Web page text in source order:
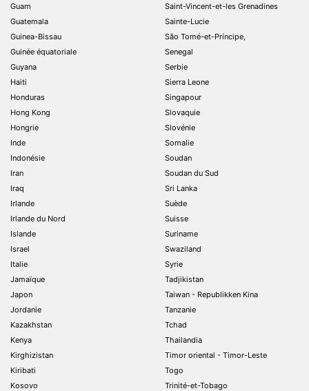
Guam
Guatemala
Guinea-Bissau
Guinée équatoriale
Guyana
Haiti
Honduras
Hong Kong
Hongrie
Inde
Indonésie
Iran
Iraq
Irlande
Irlande du Nord
Islande
Israel
Italie
Jamaïque
Japon
Jordanie
Kazakhstan
Kenya
Kirghizistan
Kiribati
Kosovo
Saint-Vincent-et-les Grenadines
Sainte-Lucie
São Tomé-et-Príncipe,
Senegal
Serbie
Sierra Leone
Singapour
Slovaquie
Slovénie
Somalie
Soudan
Soudan du Sud
Sri Lanka
Suède
Suisse
Suriname
Swaziland
Syrie
Tadjikistan
Taiwan - Republikken Kina
Tanzanie
Tchad
Thailandia
Timor oriental - Timor-Leste
Togo
Trinité-et-Tobago